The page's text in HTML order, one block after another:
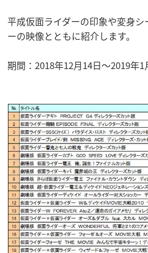
平成仮面ライダーの印象や変身
ーの映像とともに紹介します。
期間：2018年12月14日〜2019年1